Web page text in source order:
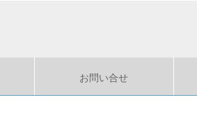
お問い合せ